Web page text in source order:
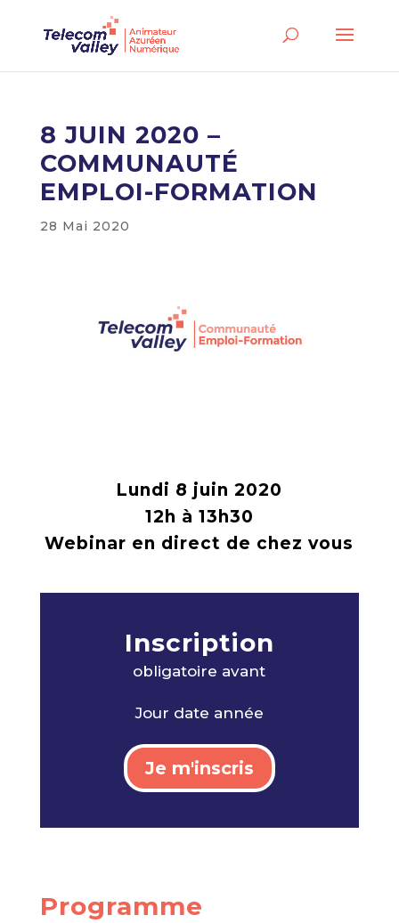
8 JUIN 2020 –
COMMUNAUTÉ
EMPLOI-FORMATION
28 Mai 2020
Lundi 8 juin 2020
12h à 13h30
Webinar en direct de chez vous
Inscription
obligatoire avant
Jour date année
Je m'inscris
Programme